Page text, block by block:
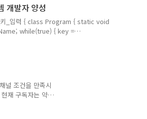
시스템 개발자 양성
_입력 { class Program { static void
while(true) { key =
Console.WriteLine("F1"); break; }
한 키에 따라 공정을 선택 (15분) F1: 웨이퍼
널 조건을 만족시
재 구독자는 약
다. 2주일간 10
르면 음료를 마